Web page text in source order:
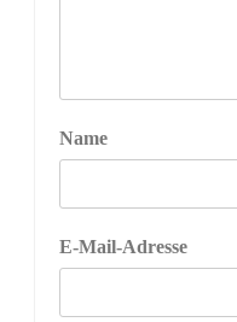
Name
E-Mail-Adresse